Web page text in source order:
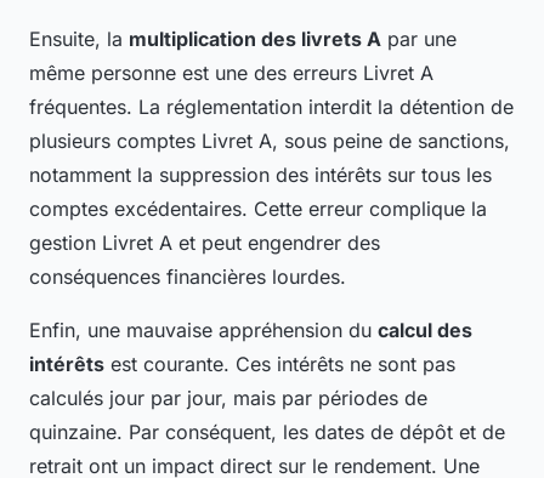
Ensuite, la multiplication des livrets A par une
même personne est une des erreurs Livret A
fréquentes. La réglementation interdit la détention de
plusieurs comptes Livret A, sous peine de sanctions,
notamment la suppression des intérêts sur tous les
comptes excédentaires. Cette erreur complique la
gestion Livret A et peut engendrer des
conséquences financières lourdes.
Enfin, une mauvaise appréhension du calcul des
intérêts est courante. Ces intérêts ne sont pas
calculés jour par jour, mais par périodes de
quinzaine. Par conséquent, les dates de dépôt et de
retrait ont un impact direct sur le rendement. Une